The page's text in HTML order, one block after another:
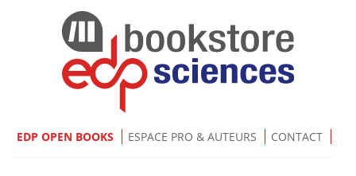
EDP OPEN BOOKS ESPACE PRO & AUTEURS CONTACT